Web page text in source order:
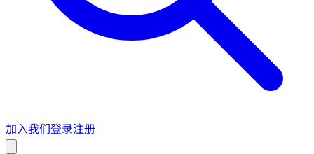
加入我们登录注册